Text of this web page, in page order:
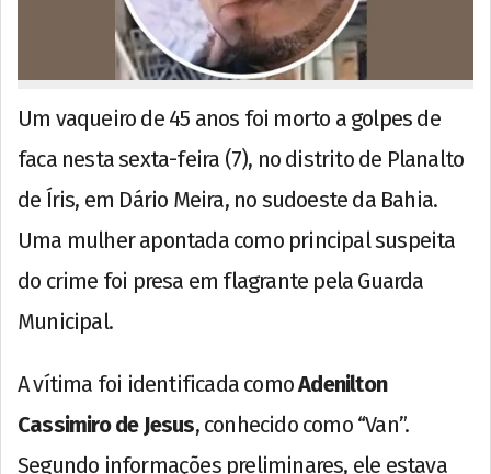
Um vaqueiro de 45 anos foi morto a golpes de
faca nesta sexta-feira (7), no distrito de Planalto
de Íris, em Dário Meira, no sudoeste da Bahia.
Uma mulher apontada como principal suspeita
do crime foi presa em flagrante pela Guarda
Municipal.
A vítima foi identificada comoAdenilton
Cassimiro de Jesus, conhecido como “Van”.
Segundo informações preliminares, ele estava